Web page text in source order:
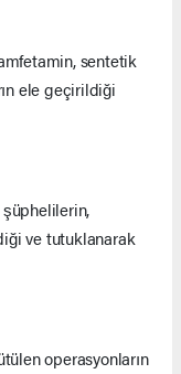
sentetik
ele geçirildiği
şüphelilerin,
ve tutuklanarak
operasyonların